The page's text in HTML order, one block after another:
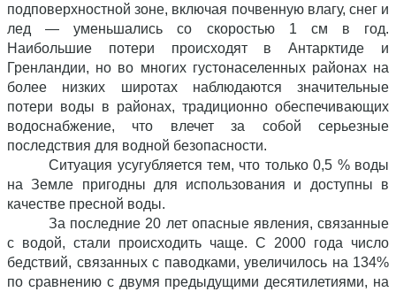
подповерхностной зоне, включая почвенную влагу, снег и
лед — уменьшались со скоростью 1 см в год.
Наибольшие потери происходят в Антарктиде и
Гренландии, но во многих густонаселенных районах на
более низких широтах наблюдаются значительные
потери воды в районах, традиционно обеспечивающих
водоснабжение, что влечет за собой серьезные
последствия для водной безопасности.
Ситуация усугубляется тем, что только 0,5 % воды
на Земле пригодны для использования и доступны в
качестве пресной воды.
За последние 20 лет опасные явления, связанные
с водой, стали происходить чаще. С 2000 года число
бедствий, связанных с паводками, увеличилось на 134%
по сравнению с двумя предыдущими десятилетиями, на